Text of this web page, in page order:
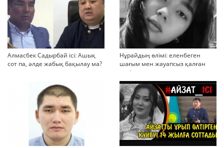
Алмасбек Садырбай ісі: Ашық
сот па, әлде жабық бақылау ма?
Нұрайдың өлімі: еленбеген
шағым мен жауапсыз қалған
қауіп